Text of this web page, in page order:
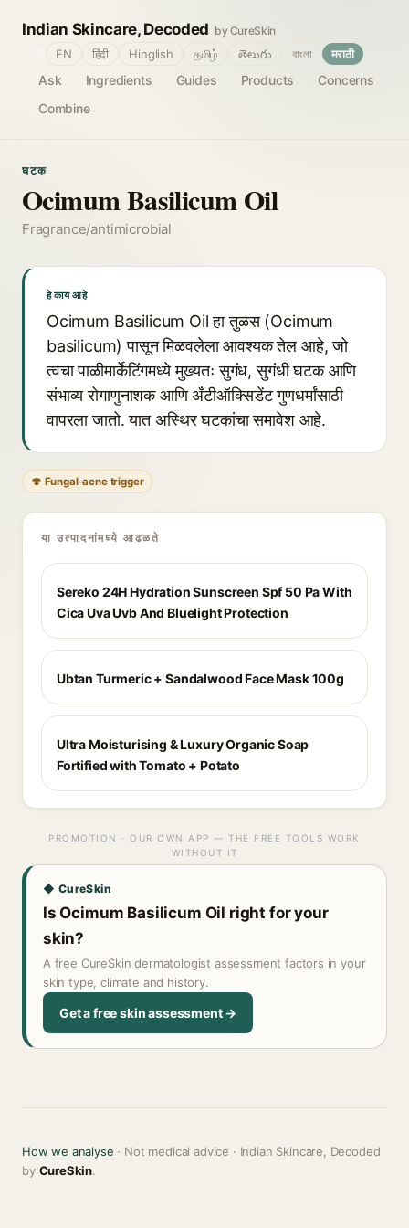
Indian Skincare, Decoded by CureSkin
Ask Ingredients Guides Products
Concerns
Combine
EN हिंदी Hinglish தமிழ் తెలుగు বাংলা मराठी
घटक
Ocimum Basilicum Oil
Fragrance/antimicrobial
हे काय आहे
Ocimum Basilicum Oil हा तुळस (Ocimum
basilicum) पासून मिळवलेला आवश्यक तेल आहे, जो
त्वचा पाळीमार्केटिंगमध्ये मुख्यतः सुगंध, सुगंधी घटक आणि
संभाव्य रोगाणुनाशक आणि अँटीऑक्सिडेंट गुणधर्मांसाठी
वापरला जातो. यात अस्थिर घटकांचा समावेश आहे.
🍄 Fungal-acne trigger
या उत्पादनांमध्ये आढळते
Sereko 24H Hydration Sunscreen Spf 50 Pa With
Cica Uva Uvb And Bluelight Protection
Ubtan Turmeric + Sandalwood Face Mask 100g
Ultra Moisturising & Luxury Organic Soap
Fortified with Tomato + Potato
PROMOTION · OUR OWN APP — THE FREE TOOLS WORK
WITHOUT IT
◆ CureSkin
Is Ocimum Basilicum Oil right for your
skin?
A free CureSkin dermatologist assessment factors in your
skin type, climate and history.
Get a free skin assessment →
How we analyse · Not medical advice · Indian Skincare, Decoded
by CureSkin.